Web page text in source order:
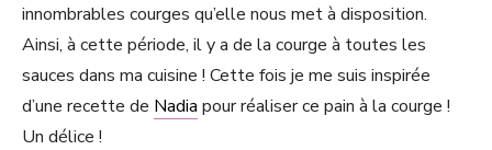
innombrables courges qu’elle nous met à disposition.
Ainsi, à cette période, il y a de la courge à toutes les
sauces dans ma cuisine ! Cette fois je me suis inspirée
d’une recette de Nadia pour réaliser ce pain à la courge !
Un délice !